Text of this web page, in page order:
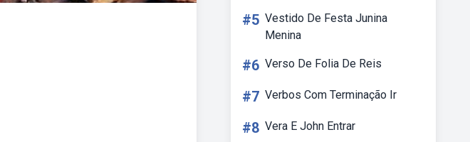
#5 Vestido De Festa Junina
Menina
#6 Verso De Folia De Reis
#7 Verbos Com Terminação Ir
#8 Vera E John Entrar